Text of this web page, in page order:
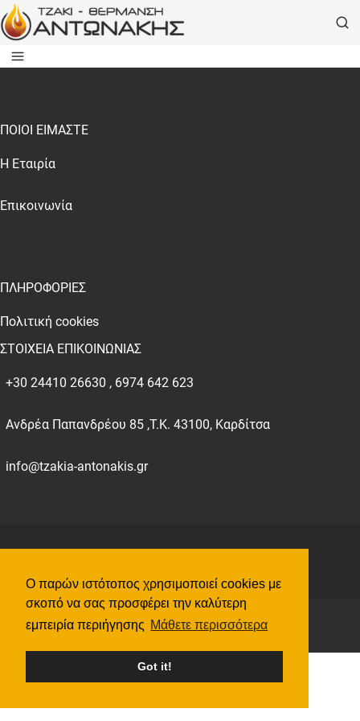
Ο παρών ιστότοπος χρησιμοποιεί cookies με
σκοπό να σας προσφέρει την καλύτερη
εμπειρία περιήγησης Μάθετε περισσότερα
Got it!
ΠΟΙΟΙ ΕΙΜΑΣΤΕ
Η Εταιρία
Επικοινωνία
ΠΛΗΡΟΦΟΡΙΕΣ
Πολιτική cookies
ΣΤΟΙΧΕΙΑ ΕΠΙΚΟΙΝΩΝΙΑΣ
+30 24410 26630 , 6974 642 623
Ανδρέα Παπανδρέου 85 ,Τ.Κ. 43100, Καρδίτσα
info@tzakia-antonakis.gr